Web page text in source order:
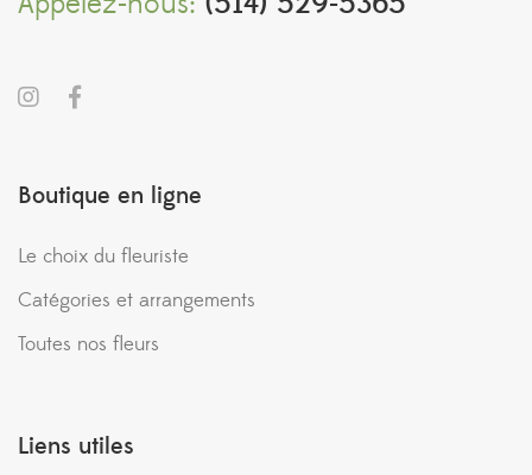
Boutique en ligne
Le choix du fleuriste
Catégories et arrangements
Toutes nos fleurs
Liens utiles